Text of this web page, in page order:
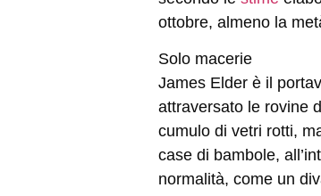
ottobre, almeno la
Solo macerie
James Elder è il
attraversato le rovine
cumulo di vetri rotti,
case di bambole,
normalità, come un